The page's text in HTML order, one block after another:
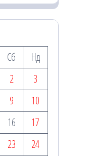
Сб
Нд
2
3
9
10
16
17
23 24